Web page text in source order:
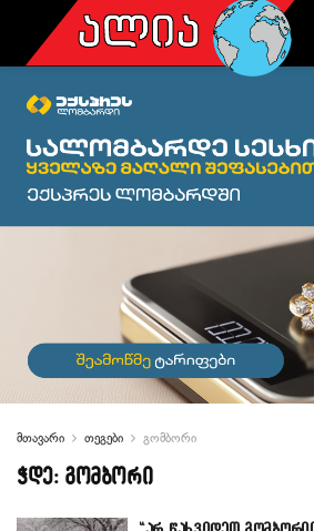
მთავარი თეგები გომბორი
ჭდე: გომბორი